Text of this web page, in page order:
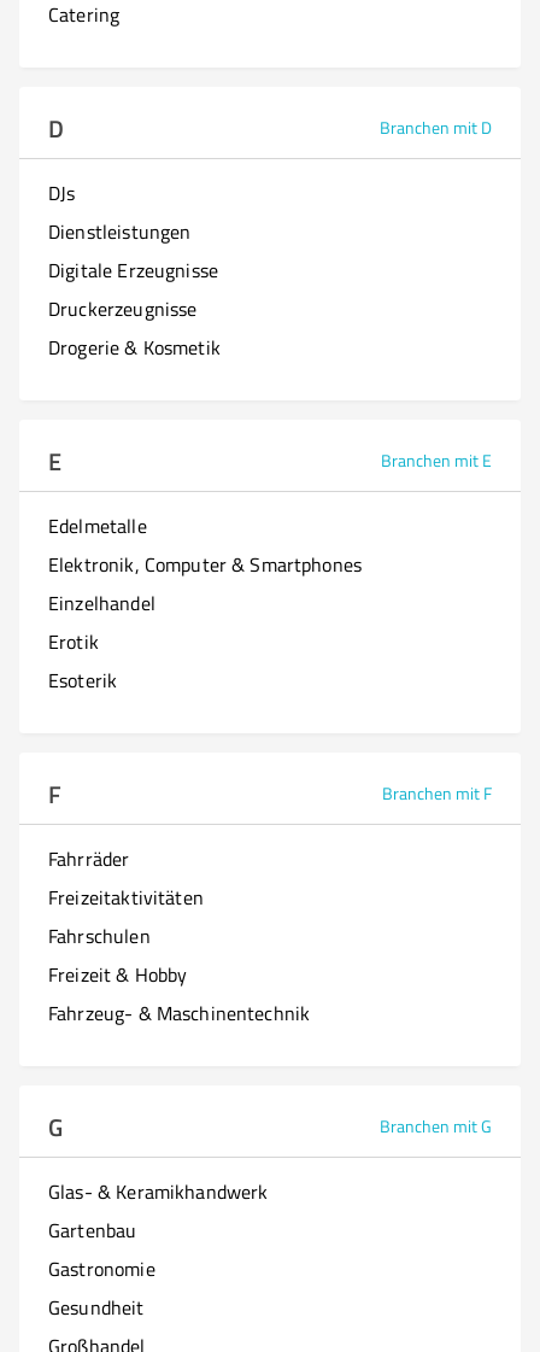
Catering
D Branchen mit D
DJs
Dienstleistungen
Digitale Erzeugnisse
Druckerzeugnisse
Drogerie & Kosmetik
E Branchen mit E
Edelmetalle
Elektronik, Computer & Smartphones
Einzelhandel
Erotik
Esoterik
F Branchen mit F
Fahrräder
Freizeitaktivitäten
Fahrschulen
Freizeit & Hobby
Fahrzeug- & Maschinentechnik
G Branchen mit G
Glas- & Keramikhandwerk
Gartenbau
Gastronomie
Gesundheit
Großhandel